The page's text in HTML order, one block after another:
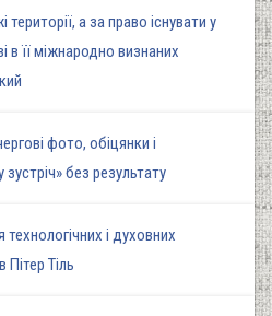
а за право існувати у
в її міжнародно визнаних
фото, обіцянки і
без результату
технологічних і духовних
Тіль